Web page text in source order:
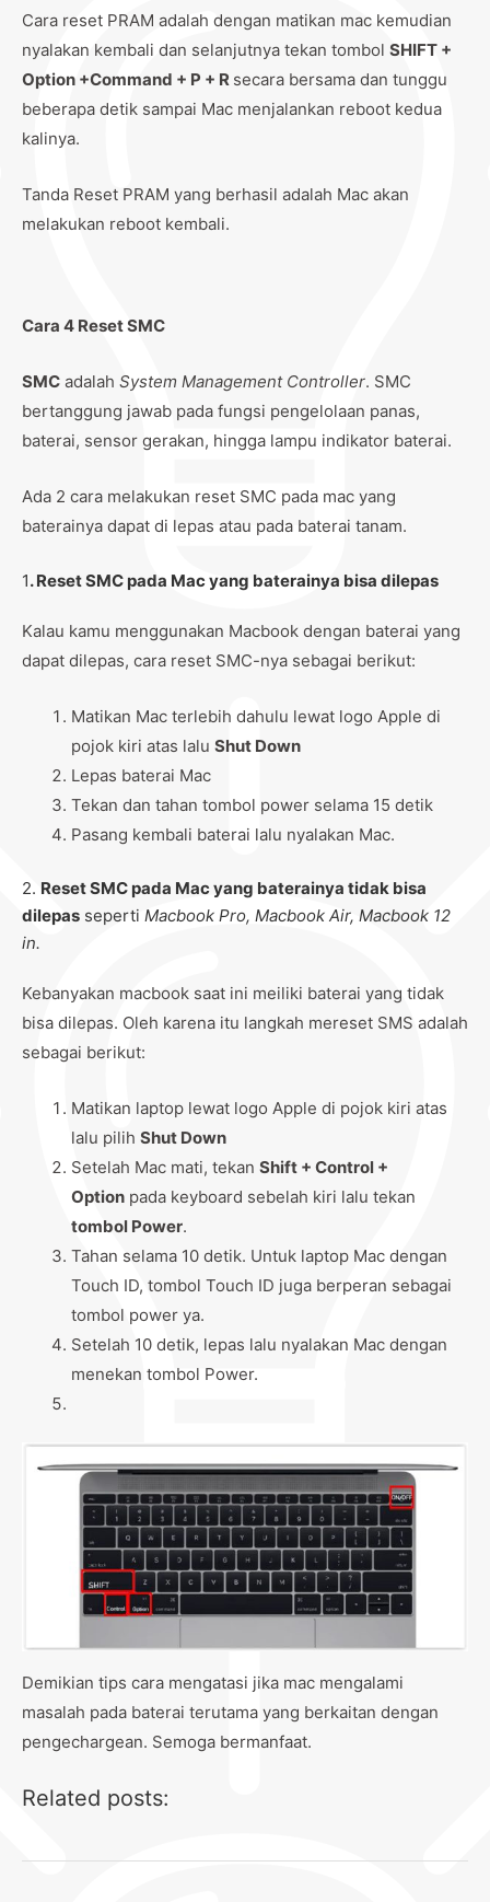
Cara reset PRAM adalah dengan matikan mac kemudian
nyalakan kembali dan selanjutnya tekan tombol SHIFT +
Option +Command + P + R secara bersama dan tunggu
beberapa detik sampai Mac menjalankan reboot kedua
kalinya.
Tanda Reset PRAM yang berhasil adalah Mac akan
melakukan reboot kembali.
Cara 4 Reset SMC
SMC adalah System Management Controller. SMC
bertanggung jawab pada fungsi pengelolaan panas,
baterai, sensor gerakan, hingga lampu indikator baterai.
Ada 2 cara melakukan reset SMC pada mac yang
baterainya dapat di lepas atau pada baterai tanam.
1. Reset SMC pada Mac yang baterainya bisa dilepas
Kalau kamu menggunakan Macbook dengan baterai yang
dapat dilepas, cara reset SMC-nya sebagai berikut:
Matikan Mac terlebih dahulu lewat logo Apple di
pojok kiri atas lalu Shut Down
Lepas baterai Mac
Tekan dan tahan tombol power selama 15 detik
Pasang kembali baterai lalu nyalakan Mac.
2. Reset SMC pada Mac yang baterainya tidak bisa
dilepas seperti Macbook Pro, Macbook Air, Macbook 12
in.
Kebanyakan macbook saat ini meiliki baterai yang tidak
bisa dilepas. Oleh karena itu langkah mereset SMS adalah
sebagai berikut:
Matikan laptop lewat logo Apple di pojok kiri atas
lalu pilih Shut Down
Setelah Mac mati, tekan Shift + Control +
Option pada keyboard sebelah kiri lalu tekan
tombol Power.
Tahan selama 10 detik. Untuk laptop Mac dengan
Touch ID, tombol Touch ID juga berperan sebagai
tombol power ya.
Setelah 10 detik, lepas lalu nyalakan Mac dengan
menekan tombol Power.
Demikian tips cara mengatasi jika mac mengalami
masalah pada baterai terutama yang berkaitan dengan
pengechargean. Semoga bermanfaat.
Related posts: